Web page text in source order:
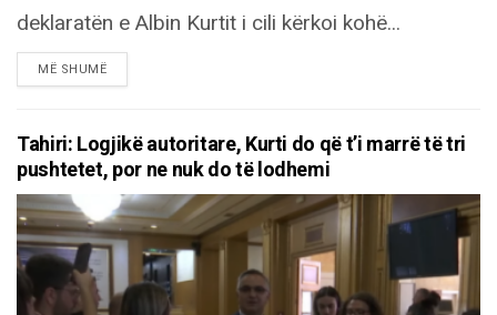
deklaratën e Albin Kurtit i cili kërkoi kohë...
MË SHUMËDETAILS
Tahiri: Logjikë autoritare, Kurti do që t’i marrë të tri
pushtetet, por ne nuk do të lodhemi